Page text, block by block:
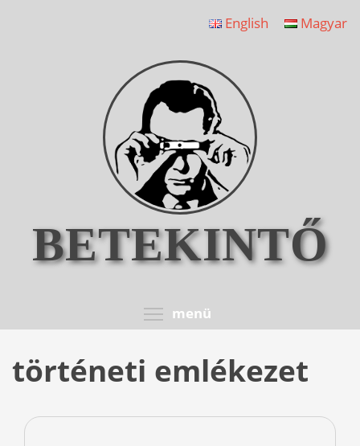
English Magyar
BETEKINTŐ
menü
történeti emlékezet